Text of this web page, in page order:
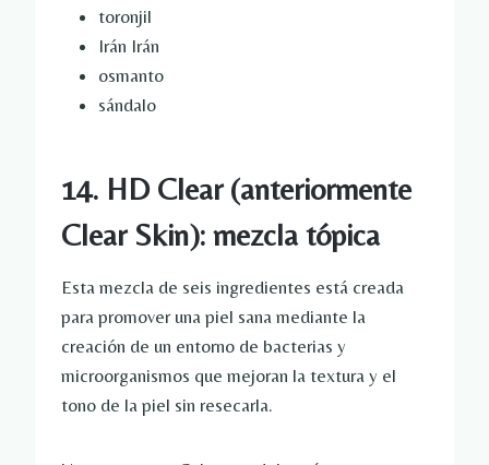
toronjil
Irán Irán
osmanto
sándalo
14. HD Clear (anteriormente
Clear Skin): mezcla tópica
Esta mezcla de seis ingredientes está creada
para promover una piel sana mediante la
creación de un entorno de bacterias y
microorganismos que mejoran la textura y el
tono de la piel sin resecarla.